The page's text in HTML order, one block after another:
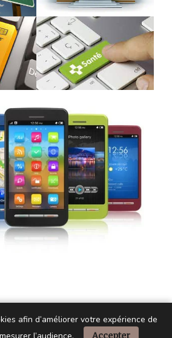
afin d’améliorer votre expérience de
Accepter